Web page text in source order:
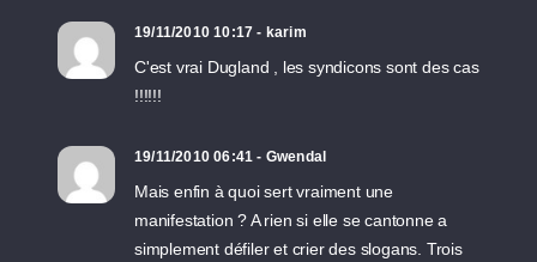
19/11/2010 10:17 - karim
C'est vrai Dugland , les syndicons sont des cas
!!!!!!
19/11/2010 06:41 - Gwendal
Mais enfin à quoi sert vraiment une
manifestation ? A rien si elle se cantonne a
simplement défiler et crier des slogans. Trois